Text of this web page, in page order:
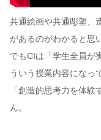
共通絵画や共通彫塑、
があるのがわかると思
でもCIは「学生全員が
ういう授業内容になっ
「創造的思考力を体
ん。